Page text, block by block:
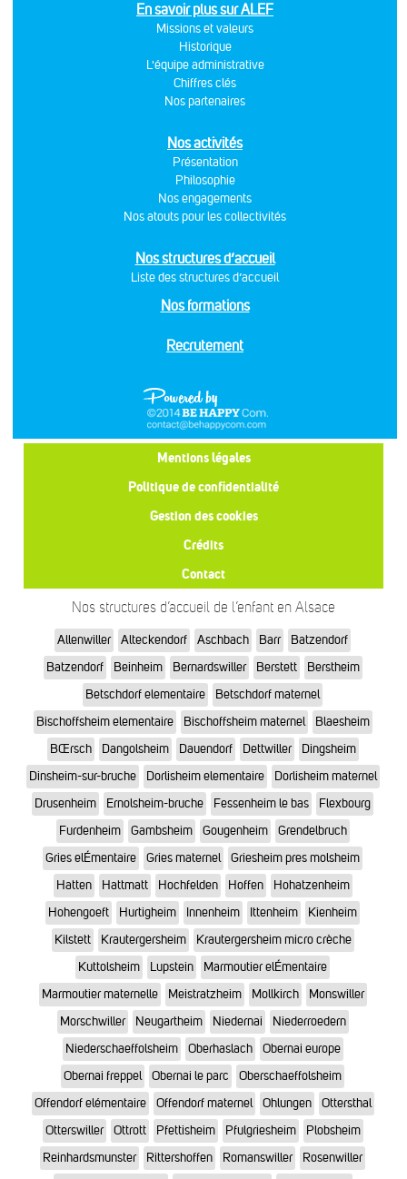
En savoir plus sur ALEF
Missions et valeurs
Historique
L'équipe administrative
Chiffres clés
Nos partenaires
Nos activités
Présentation
Philosophie
Nos engagements
Nos atouts pour les collectivités
Nos structures d’accueil
Liste des structures d’accueil
Nos formations
Recrutement
Mentions légales
Politique de confidentialité
Gestion des cookies
Crédits
Contact
Nos structures d’accueil de l’enfant en Alsace
Allenwiller Alteckendorf Aschbach Barr
Batzendorf
Batzendorf
Beinheim Bernardswiller Berstett
Berstheim
Betschdorf elementaire
Betschdorf maternel
Bischoffsheim elementaire
Bischoffsheim maternel
Blaesheim
BŒrsch
Dangolsheim Dauendorf Dettwiller
Dingsheim
Dinsheim-sur-bruche
Dorlisheim elementaire
Dorlisheim maternel
Drusenheim
Ernolsheim-bruche Fessenheim le bas
Flexbourg
Furdenheim
Gambsheim Gougenheim
Grendelbruch
Gries elÉmentaire
Gries maternel
Griesheim pres molsheim
Hatten
Hattmatt Hochfelden Hoffen
Hohatzenheim
Hohengoeft
Hurtigheim Innenheim Ittenheim
Kienheim
Kilstett
Krautergersheim
Krautergersheim micro crèche
Kuttolsheim
Lupstein
Marmoutier elÉmentaire
Marmoutier maternelle
Meistratzheim Mollkirch
Monswiller
Morschwiller
Neugartheim Niedernai
Niederroedern
Niederschaeffolsheim
Oberhaslach
Obernai europe
Obernai freppel
Obernai le parc
Oberschaeffolsheim
Offendorf elémentaire
Offendorf maternel Ohlungen
Ottersthal
Otterswiller
Ottrott Pfettisheim Pfulgriesheim
Plobsheim
Reinhardsmunster
Rittershoffen Romanswiller
Rosenwiller